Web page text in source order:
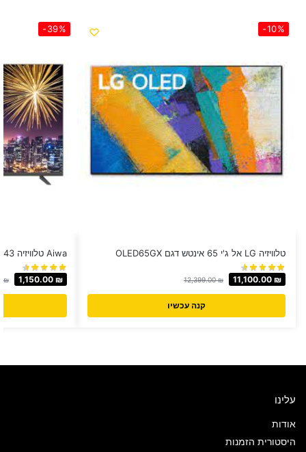
-10%
טלוויזיה LG אל ג'י 65 אינטש דגם OLED65GX
12,399.00₪ 11,100.00 ₪
קנה עכשיו
-39%
Aiwa טלוויזיה 43 אינץ׳ דגם WS-438G
₪ 1,150.00 ₪
עלינו
אודות
היסטורית הזמנות